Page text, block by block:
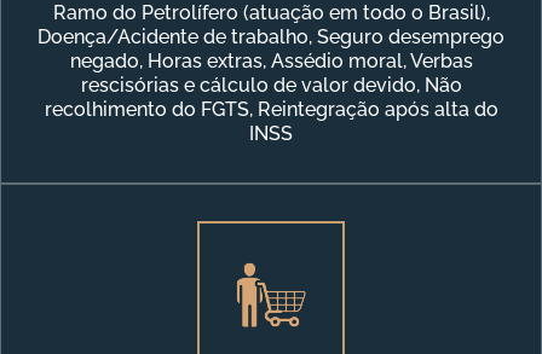
Ramo do Petrolífero (atuação em todo o Brasil),
Doença/Acidente de trabalho, Seguro desemprego
negado, Horas extras, Assédio moral, Verbas
rescisórias e cálculo de valor devido, Não
recolhimento do FGTS, Reintegração após alta do
INSS